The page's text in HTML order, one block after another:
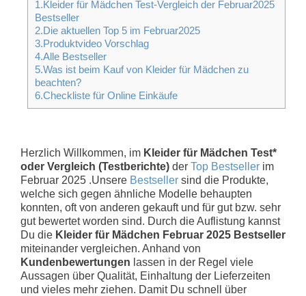
1.Kleider für Mädchen Test-Vergleich der Februar2025
Bestseller
2.Die aktuellen Top 5 im Februar2025
3.Produktvideo Vorschlag
4.Alle Bestseller
5.Was ist beim Kauf von Kleider für Mädchen zu
beachten?
6.Checkliste für Online Einkäufe
Herzlich Willkommen, im Kleider für Mädchen Test*
oder Vergleich (Testberichte) der Top Bestseller im
Februar 2025 .Unsere Bestseller sind die Produkte,
welche sich gegen ähnliche Modelle behaupten
konnten, oft von anderen gekauft und für gut bzw. sehr
gut bewertet worden sind. Durch die Auflistung kannst
Du die Kleider für Mädchen Februar 2025 Bestseller
miteinander vergleichen. Anhand von
Kundenbewertungen lassen in der Regel viele
Aussagen über Qualität, Einhaltung der Lieferzeiten
und vieles mehr ziehen. Damit Du schnell über